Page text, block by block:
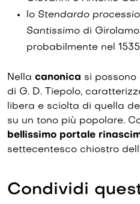
lo Stendardo
Santissimo di
probabilmente nel
Nella canonica si
di G. D. Tiepolo,
libera e sciolta di quella
su un tono più popolare.
bellissimo portale
sette­centesco chiostro
Condividi